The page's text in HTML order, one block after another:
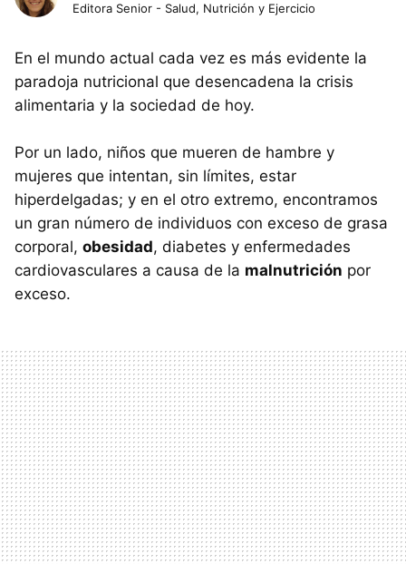
Editora Senior - Salud, Nutrición y Ejercicio
En el mundo actual cada vez es más evidente la
paradoja nutricional que desencadena la crisis
alimentaria y la sociedad de hoy.
Por un lado, niños que mueren de hambre y
mujeres que intentan, sin límites, estar
hiperdelgadas; y en el otro extremo, encontramos
un gran número de individuos con exceso de grasa
corporal, obesidad, diabetes y enfermedades
cardiovasculares a causa de la malnutrición por
exceso.